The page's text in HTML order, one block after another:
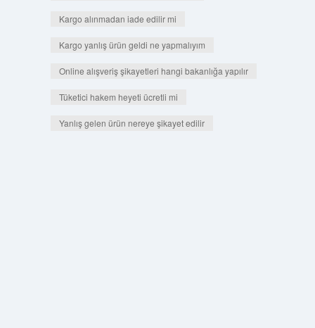
Kargo alınmadan iade edilir mi
Kargo yanlış ürün geldi ne yapmalıyım
Online alışveriş şikayetleri hangi bakanlığa yapılır
Tüketici hakem heyeti ücretli mi
Yanlış gelen ürün nereye şikayet edilir